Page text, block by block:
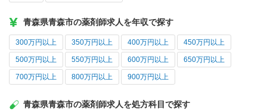
青森県青森市の薬剤師求人を年収で探す
300万円以上 350万円以上 400万円以上 450万円以上
500万円以上 550万円以上 600万円以上 650万円以上
700万円以上 800万円以上 900万円以上
青森県青森市の薬剤師求人を処方科目で探す